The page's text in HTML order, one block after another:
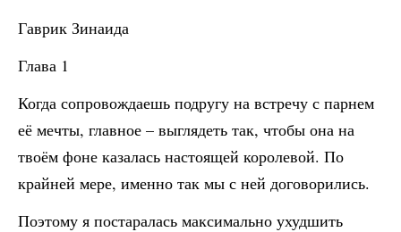
Гаврик Зинаида
Глава 1
Когда сопровождаешь подругу на встречу с парнем
её мечты, главное – выглядеть так, чтобы она на
твоём фоне казалась настоящей королевой. По
крайней мере, именно так мы с ней договорились.
Поэтому я постаралась максимально ухудшить